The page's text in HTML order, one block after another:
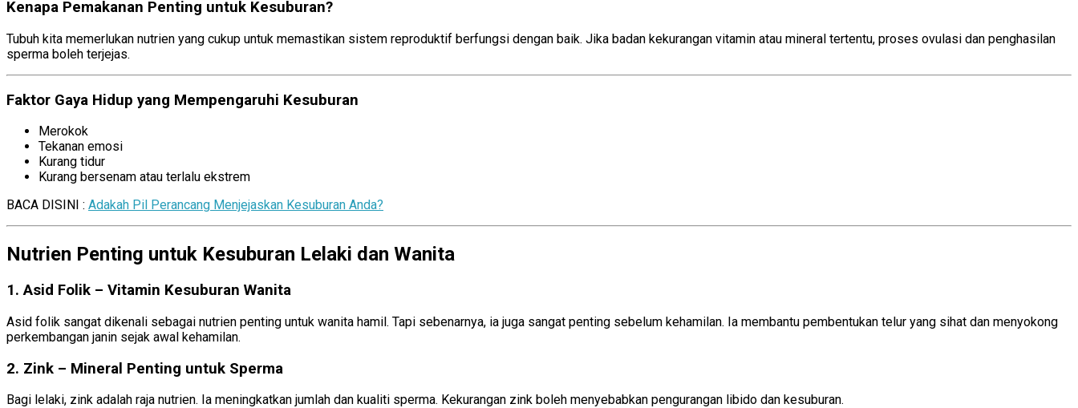
Kenapa Pemakanan Penting untuk Kesuburan?
Tubuh kita memerlukan nutrien yang cukup untuk memastikan sistem reproduktif berfungsi dengan baik. Jika badan kekurangan vitamin atau mineral tertentu, proses ovulasi dan penghasilan
sperma boleh terjejas.
Faktor Gaya Hidup yang Mempengaruhi Kesuburan
Merokok
Tekanan emosi
Kurang tidur
Kurang bersenam atau terlalu ekstrem
BACA DISINI : Adakah Pil Perancang Menjejaskan Kesuburan Anda?
Nutrien Penting untuk Kesuburan Lelaki dan Wanita
1. Asid Folik – Vitamin Kesuburan Wanita
Asid folik sangat dikenali sebagai nutrien penting untuk wanita hamil. Tapi sebenarnya, ia juga sangat penting sebelum kehamilan. Ia membantu pembentukan telur yang sihat dan menyokong
perkembangan janin sejak awal kehamilan.
2. Zink – Mineral Penting untuk Sperma
Bagi lelaki, zink adalah raja nutrien. Ia meningkatkan jumlah dan kualiti sperma. Kekurangan zink boleh menyebabkan pengurangan libido dan kesuburan.